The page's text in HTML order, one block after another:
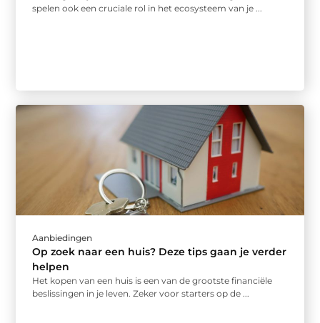
spelen ook een cruciale rol in het ecosysteem van je ...
Aanbiedingen
Op zoek naar een huis? Deze tips gaan je verder
helpen
Het kopen van een huis is een van de grootste financiële
beslissingen in je leven. Zeker voor starters op de ...